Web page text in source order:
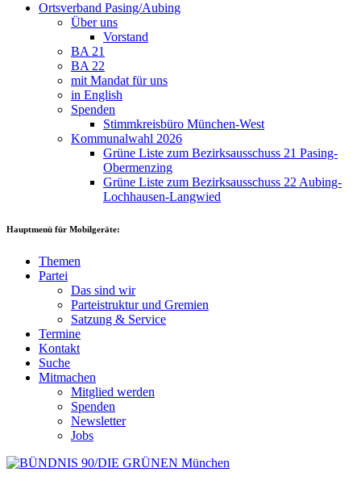
Ortsverband Pasing/Aubing
Über uns
Vorstand
BA 21
BA 22
mit Mandat für uns
in English
Spenden
Stimmkreisbüro München-West
Kommunalwahl 2026
Grüne Liste zum Bezirksausschuss 21 Pasing-
Obermenzing
Grüne Liste zum Bezirksausschuss 22 Aubing-
Lochhausen-Langwied
Hauptmenü für Mobilgeräte:
Themen
Partei
Das sind wir
Parteistruktur und Gremien
Satzung & Service
Termine
Kontakt
Suche
Mitmachen
Mitglied werden
Spenden
Newsletter
Jobs